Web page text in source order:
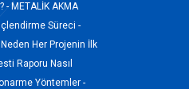
- METALİK AKMA
Süreci -
Her Projenin İlk
Raporu Nasıl
Yöntemler -